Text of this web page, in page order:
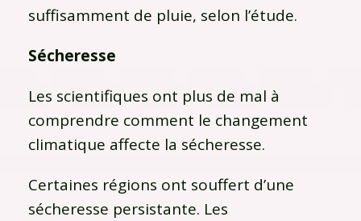
suffisamment de pluie, selon l’étude.
Sécheresse
Les scientifiques ont plus de mal à
comprendre comment le changement
climatique affecte la sécheresse.
Certaines régions ont souffert d’une
sécheresse persistante. Les